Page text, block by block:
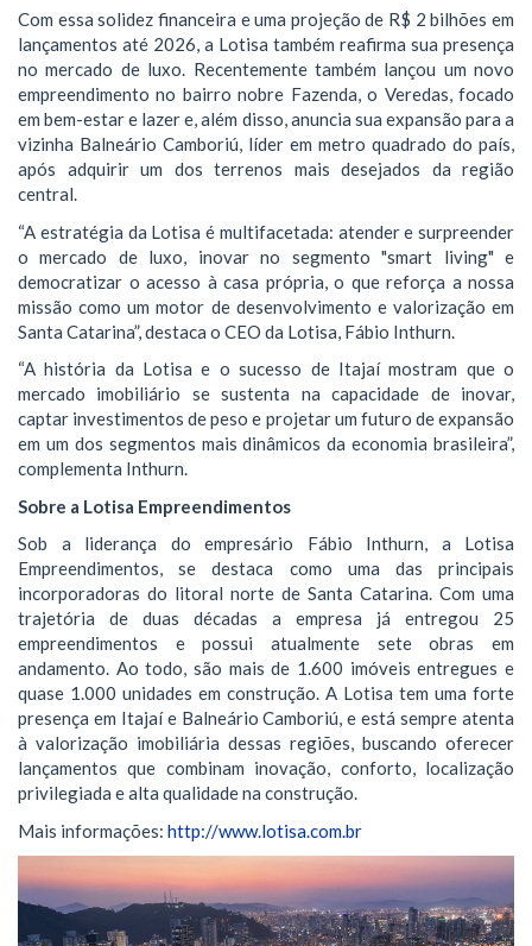
Com essa solidez financeira e uma projeção de R$ 2 bilhões em
lançamentos até 2026, a Lotisa também reafirma sua presença
no mercado de luxo. Recentemente também lançou um novo
empreendimento no bairro nobre Fazenda, o Veredas, focado
em bem-estar e lazer e, além disso, anuncia sua expansão para a
vizinha Balneário Camboriú, líder em metro quadrado do país,
após adquirir um dos terrenos mais desejados da região
central.
“A estratégia da Lotisa é multifacetada: atender e surpreender
o mercado de luxo, inovar no segmento "smart living" e
democratizar o acesso à casa própria, o que reforça a nossa
missão como um motor de desenvolvimento e valorização em
Santa Catarina”, destaca o CEO da Lotisa, Fábio Inthurn.
“A história da Lotisa e o sucesso de Itajaí mostram que o
mercado imobiliário se sustenta na capacidade de inovar,
captar investimentos de peso e projetar um futuro de expansão
em um dos segmentos mais dinâmicos da economia brasileira”,
complementa Inthurn.
Sobre a Lotisa Empreendimentos
Sob a liderança do empresário Fábio Inthurn, a Lotisa
Empreendimentos, se destaca como uma das principais
incorporadoras do litoral norte de Santa Catarina. Com uma
trajetória de duas décadas a empresa já entregou 25
empreendimentos e possui atualmente sete obras em
andamento. Ao todo, são mais de 1.600 imóveis entregues e
quase 1.000 unidades em construção. A Lotisa tem uma forte
presença em Itajaí e Balneário Camboriú, e está sempre atenta
à valorização imobiliária dessas regiões, buscando oferecer
lançamentos que combinam inovação, conforto, localização
privilegiada e alta qualidade na construção.
Mais informações: http://www.lotisa.com.br